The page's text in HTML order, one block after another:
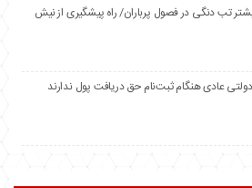
تب دنگی در فصول پرباران/ راه پیشگیری از نیش
عادی هنگام ثبت‌نام حق دریافت پول ندارند